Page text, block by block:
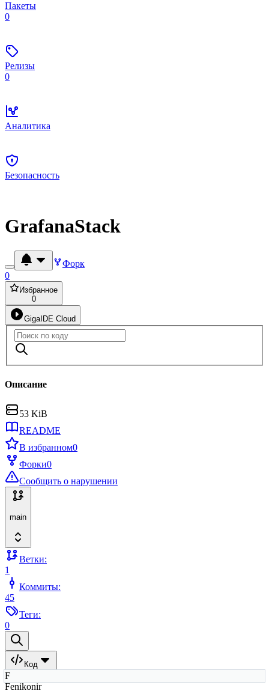
Пакеты
0
Релизы
0
Аналитика
Безопасность
GrafanaStack
Форк
0
Избранное
0
GigaIDE Cloud
Описание
53 KiB
README
В избранном0
Форки0
Сообщить о нарушении
main
Ветки:
1
Коммиты:
45
Теги:
0
Код
F
Fenikonir